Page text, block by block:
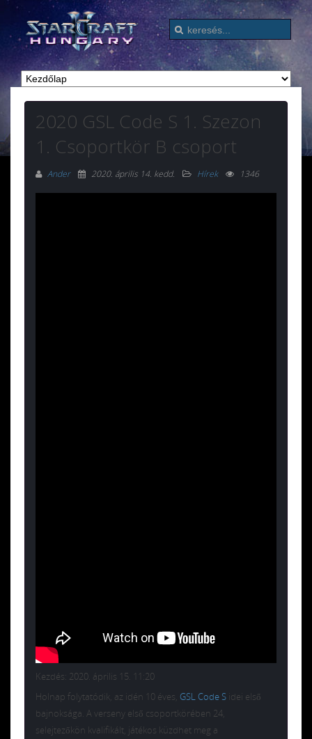
2020 GSL Code S 1. Szezon
1. Csoportkör B csoport
Ander 2020. április 14. kedd. Hírek 1346
Kezdés: 2020. április 15. 11:20
Holnap folytatódik, az idén 10 éves, GSL Code S idei első
bajnoksága. A verseny első csoportkörében 24,
selejtezőkön kvalifikált, játékos küzdhet meg a